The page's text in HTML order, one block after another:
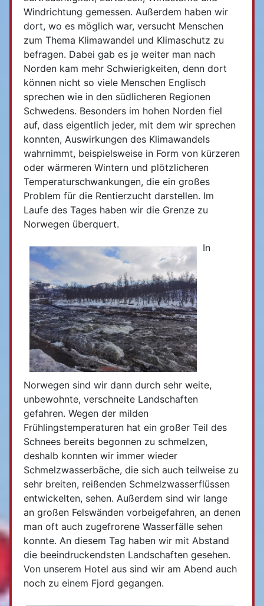
Windrichtung gemessen. Außerdem haben wir
dort, wo es möglich war, versucht Menschen
zum Thema Klimawandel und Klimaschutz zu
befragen. Dabei gab es je weiter man nach
Norden kam mehr Schwierigkeiten, denn dort
können nicht so viele Menschen Englisch
sprechen wie in den südlicheren Regionen
Schwedens. Besonders im hohen Norden fiel
auf, dass eigentlich jeder, mit dem wir sprechen
konnten, Auswirkungen des Klimawandels
wahrnimmt, beispielsweise in Form von kürzeren
oder wärmeren Wintern und plötzlicheren
Temperaturschwankungen, die ein großes
Problem für die Rentierzucht darstellen. Im
Laufe des Tages haben wir die Grenze zu
Norwegen überquert.
In
Norwegen sind wir dann durch sehr weite,
unbewohnte, verschneite Landschaften
gefahren. Wegen der milden
Frühlingstemperaturen hat ein großer Teil des
Schnees bereits begonnen zu schmelzen,
deshalb konnten wir immer wieder
Schmelzwasserbäche, die sich auch teilweise zu
sehr breiten, reißenden Schmelzwasserflüssen
entwickelten, sehen. Außerdem sind wir lange
an großen Felswänden vorbeigefahren, an denen
man oft auch zugefrorene Wasserfälle sehen
konnte. An diesem Tag haben wir mit Abstand
die beeindruckendsten Landschaften gesehen.
Von unserem Hotel aus sind wir am Abend auch
noch zu einem Fjord gegangen.